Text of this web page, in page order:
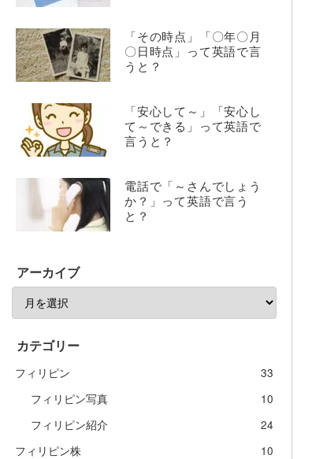
「その時点」「〇年〇月
〇日時点」って英語で言
うと？
「安心して～」「安心し
て～できる」って英語で
言うと？
電話で「～さんでしょう
か？」って英語で言う
と？
アーカイブ
カテゴリー
フィリピン
33
フィリピン写真
10
フィリピン紹介
24
フィリピン株
10